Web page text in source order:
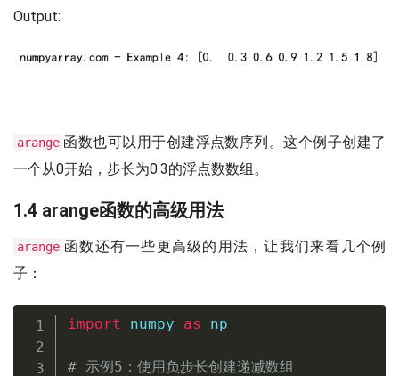
Output:
arange 函数也可以用于创建浮点数序列。这个例子创建了
一个从0开始，步长为0.3的浮点数数组。
1.4 arange函数的高级用法
arange 函数还有一些更高级的用法，让我们来看几个例
子：
import numpy as np
# 示例5：使用负步长创建递减数组